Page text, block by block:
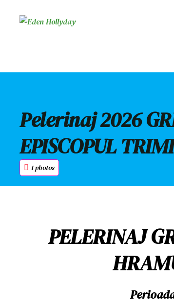
Pelerinaj 2026
EPISCOPUL
1 photos
PELERINAJ